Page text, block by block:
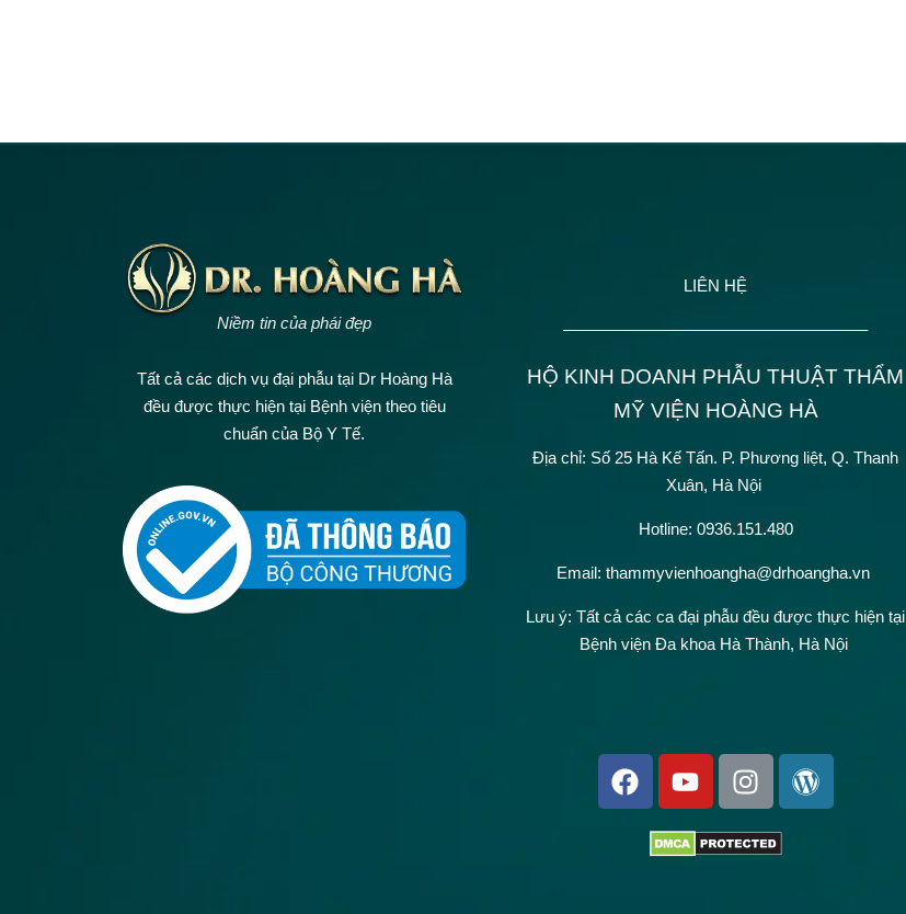
Niềm tin của phái đẹp
Tất cả các dịch vụ đại phẫu tại Dr Hoàng Hà
đều được thực hiện tại Bệnh viện theo tiêu
chuẩn của Bộ Y Tế.
LIÊN HỆ
——————————————————–
HỘ KINH DOANH PHẪU THUẬT THẨM
MỸ VIỆN HOÀNG HÀ
Địa chỉ: Số 25 Hà Kế Tấn. P. Phương liệt, Q. Thanh
Xuân, Hà Nội
Hotline: 0936.151.480
Email: thammyvienhoangha@drhoangha.vn
Lưu ý: Tất cả các ca đại phẫu đều được thực hiện tại
Bệnh viện Đa khoa Hà Thành, Hà Nội